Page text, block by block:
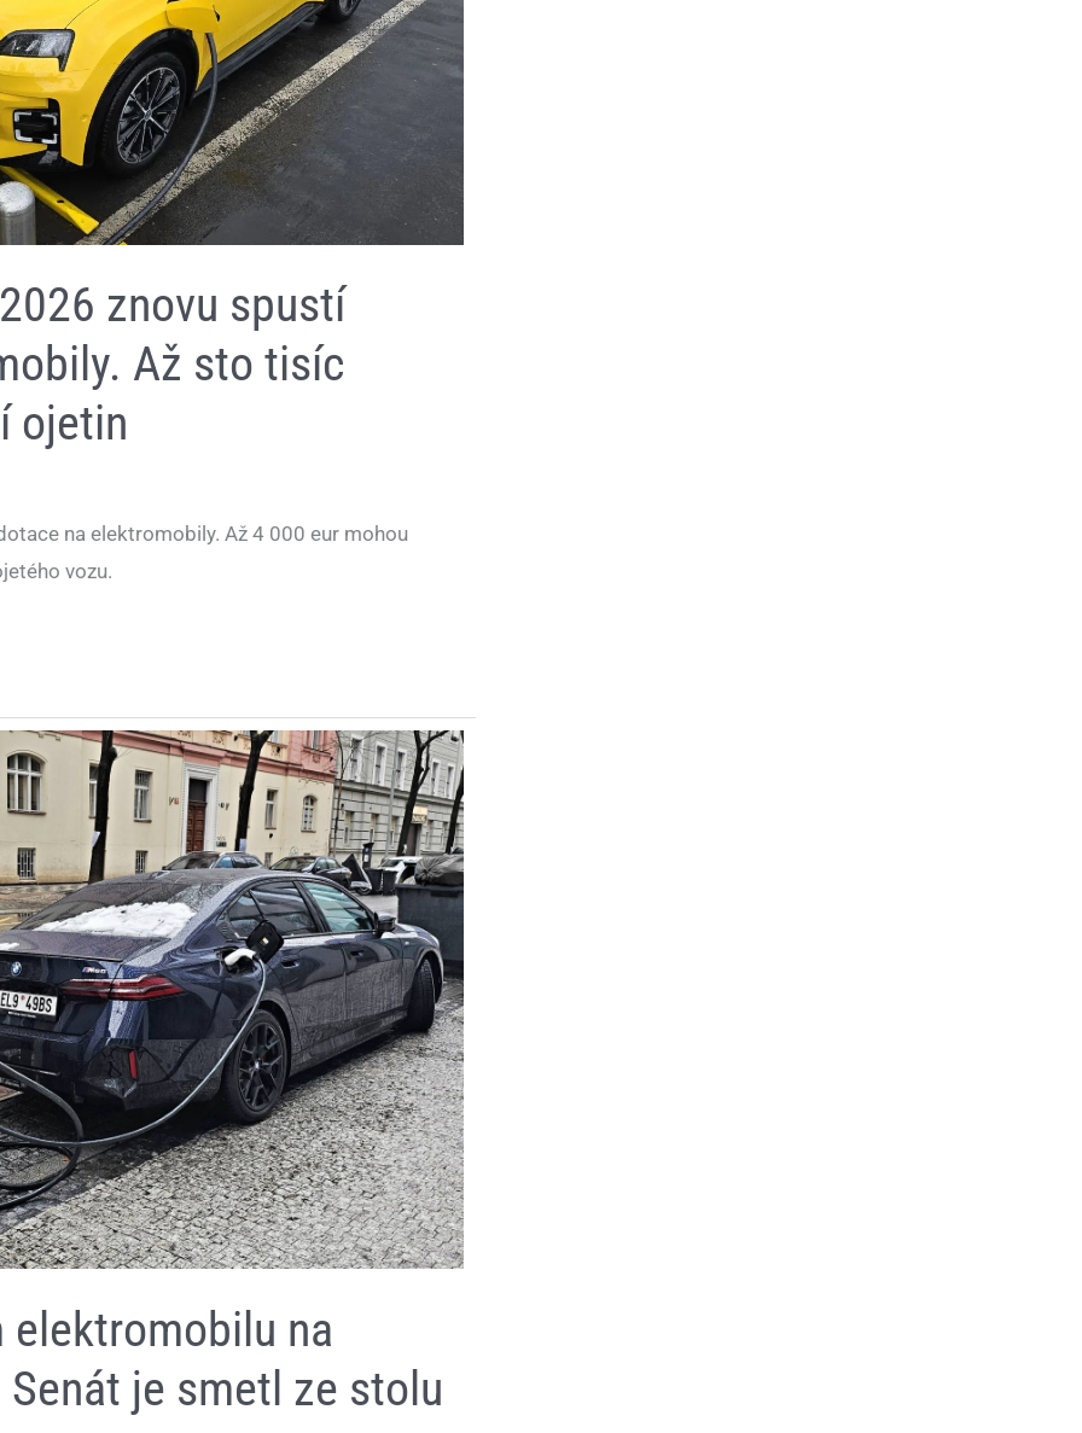
znovu spustí
Až sto tisíc
ojetin
na elektromobily. Až 4 000 eur mohou
vozu.
elektromobilu na
je smetl ze stolu